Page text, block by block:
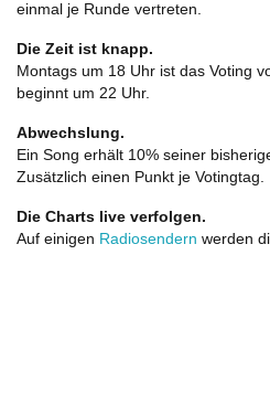
einmal je Runde vertreten.
Die Zeit ist knapp.
Montags um 18 Uhr ist das Voting
beginnt um 22 Uhr.
Abwechslung.
Ein Song erhält 10% seiner
Zusätzlich einen Punkt je Votingtag.
Die Charts live verfolgen.
Auf einigen Radiosendern werden